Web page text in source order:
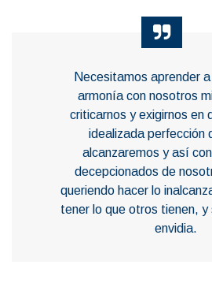
Necesitamos aprender
armonía con nosotros
criticarnos y exigirnos en
idealizada perfección
alcanzaremos y así
decepcionados de
queriendo hacer lo
tener lo que otros tienen,
envidia.